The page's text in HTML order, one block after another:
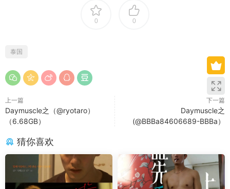
0 0
泰国
上一篇
Daymuscle之（@ryotaro）
（6.68GB）
下一篇
Daymuscle之
(@BBBa84606689-BBBa）
猜你喜欢